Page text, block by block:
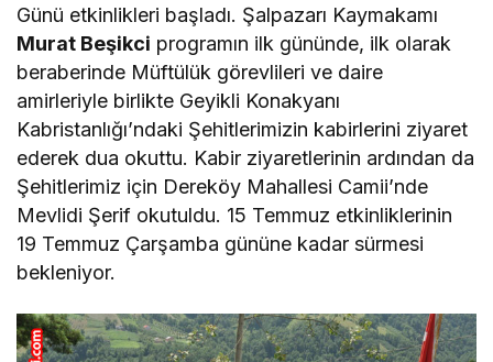
Günü etkinlikleri başladı. Şalpazarı Kaymakamı
Murat Beşikci programın ilk gününde, ilk olarak
beraberinde Müftülük görevlileri ve daire
amirleriyle birlikte Geyikli Konakyanı
Kabristanlığı’ndaki Şehitlerimizin kabirlerini ziyaret
ederek dua okuttu. Kabir ziyaretlerinin ardından da
Şehitlerimiz için Dereköy Mahallesi Camii’nde
Mevlidi Şerif okutuldu. 15 Temmuz etkinliklerinin
19 Temmuz Çarşamba gününe kadar sürmesi
bekleniyor.